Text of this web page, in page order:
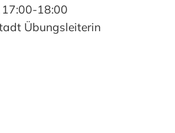
17:00-18:00
Übungsleiterin